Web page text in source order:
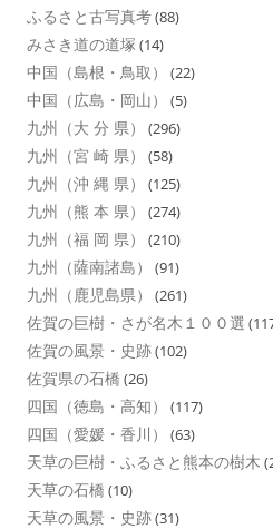
ふるさと古写真考(88)
みさき道の道塚 (14)
中国（島根・鳥取） (22)
中国（広島・岡山） (5)
九州（大 分 県） (296)
九州（宮 崎 県） (58)
九州（沖 縄 県） (125)
九州（熊 本 県） (274)
九州（福 岡 県） (210)
九州（薩南諸島） (91)
九州（鹿児島県） (261)
佐賀の巨樹・さが名木１００選
佐賀の風景・史跡(102)
佐賀県の石橋 (26)
四国（徳島・高知） (117)
四国（愛媛・香川） (63)
天草の巨樹・ふるさと熊本の樹木
天草の石橋 (10)
天草の風景・史跡(31)